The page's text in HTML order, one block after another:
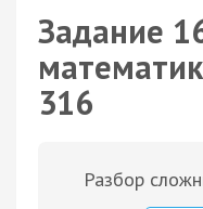
Задание
316
Разбор